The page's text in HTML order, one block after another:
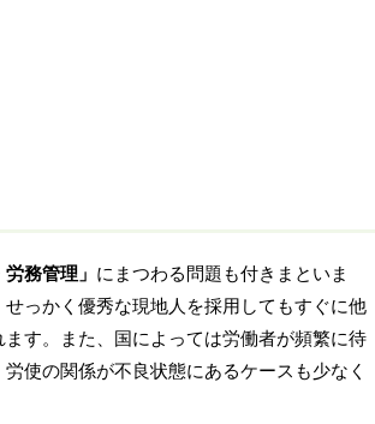
務管理」 にまつわる問題も付きまといま
っかく優秀な現地人を採用してもすぐに他
す。また、国によっては労働者が頻繁に待
使の関係が不良状態にあるケースも少なく